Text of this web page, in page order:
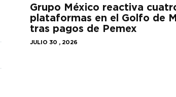
Grupo México reactiva
plataformas en el Golfo de
tras pagos de Pemex
JULIO 30 , 2026